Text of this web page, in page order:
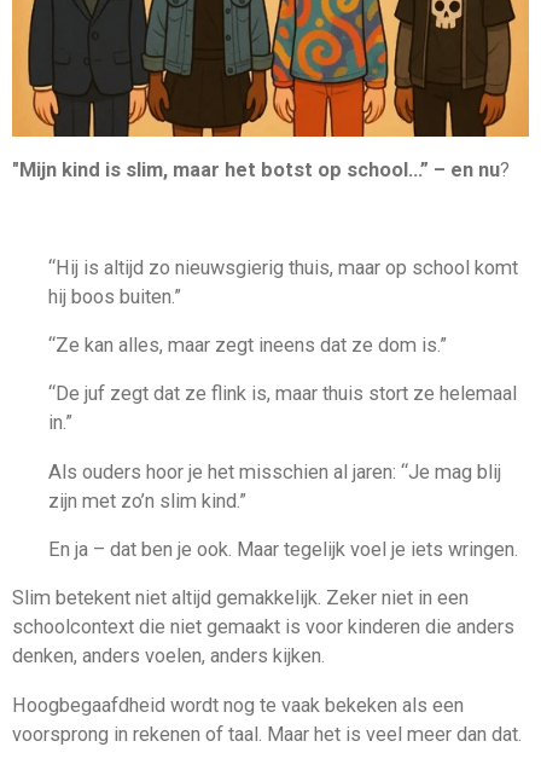
"Mijn kind is slim, maar het botst op school…” – en nu?
“Hij is altijd zo nieuwsgierig thuis, maar op school komt
hij boos buiten.”
“Ze kan alles, maar zegt ineens dat ze dom is.”
“De juf zegt dat ze flink is, maar thuis stort ze helemaal
in.”
Als ouders hoor je het misschien al jaren: “Je mag blij
zijn met zo’n slim kind.”
En ja – dat ben je ook. Maar tegelijk voel je iets wringen.
Slim betekent niet altijd gemakkelijk. Zeker niet in een
schoolcontext die niet gemaakt is voor kinderen die anders
denken, anders voelen, anders kijken.
Hoogbegaafdheid wordt nog te vaak bekeken als een
voorsprong in rekenen of taal. Maar het is veel meer dan dat.